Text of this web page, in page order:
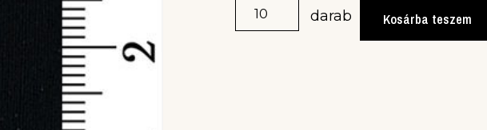
darab Kosárba teszem